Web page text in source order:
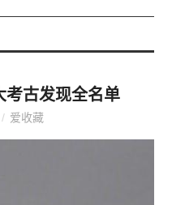
考古发现全名单
爱收藏